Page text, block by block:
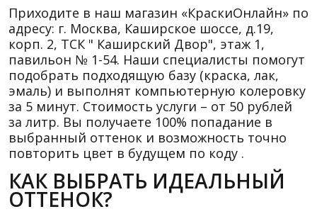
Приходите в наш магазин «КраскиОнлайн» по
адресу: г. Москва, Каширское шоссе, д.19,
корп. 2, ТСК " Каширский Двор", этаж 1,
павильон № 1-54. Наши специалисты помогут
подобрать подходящую базу (краска, лак,
эмаль) и выполнят компьютерную колеровку
за 5 минут. Стоимость услуги – от 50 рублей
за литр. Вы получаете 100% попадание в
выбранный оттенок и возможность точно
повторить цвет в будущем по коду .
КАК ВЫБРАТЬ ИДЕАЛЬНЫЙ
ОТТЕНОК?